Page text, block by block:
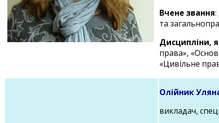
Вчене звання
та
Дисципліни,
права»,
«Цивільне
Олійник
викладач,